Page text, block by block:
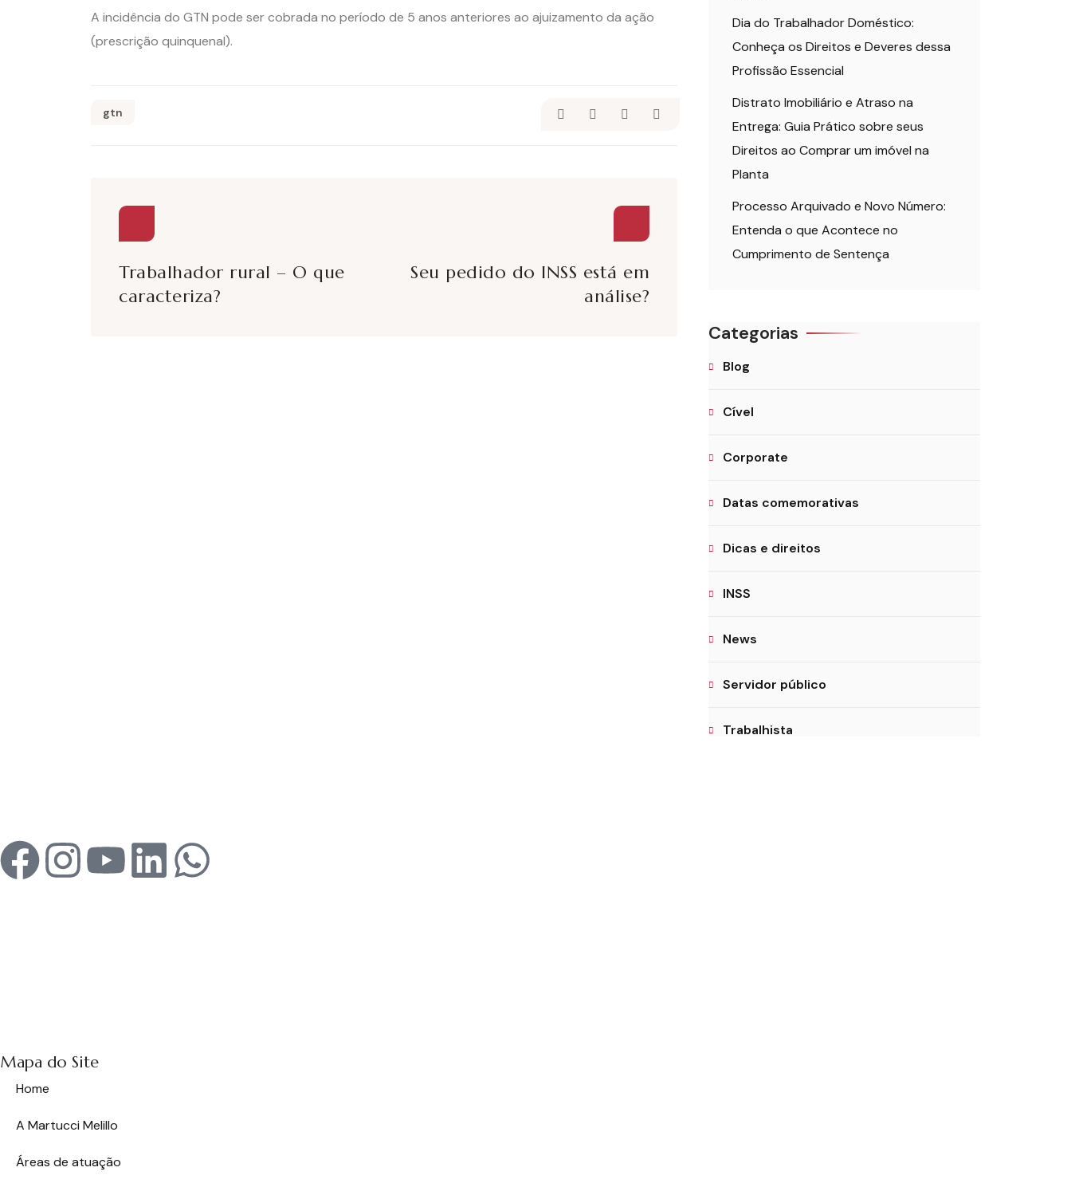
A incidência do GTN pode ser cobrada no período de 5 anos anteriores ao ajuizamento da ação
(prescrição quinquenal).
gtn
Trabalhador rural – O que
caracteriza?
Seu pedido do INSS está em
análise?
Dia do Trabalhador Doméstico:
Conheça os Direitos e Deveres dessa
Profissão Essencial
Distrato Imobiliário e Atraso na
Entrega: Guia Prático sobre seus
Direitos ao Comprar um imóvel na
Planta
Processo Arquivado e Novo Número:
Entenda o que Acontece no
Cumprimento de Sentença
Categorias
Blog
Cível
Corporate
Datas comemorativas
Dicas e direitos
INSS
News
Servidor público
Trabalhista
Mapa do Site
Home
A Martucci Melillo
Áreas de atuação